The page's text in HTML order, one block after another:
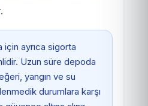
için ayrıca sigorta
Uzun süre depoda
yangın ve su
durumlara karşı